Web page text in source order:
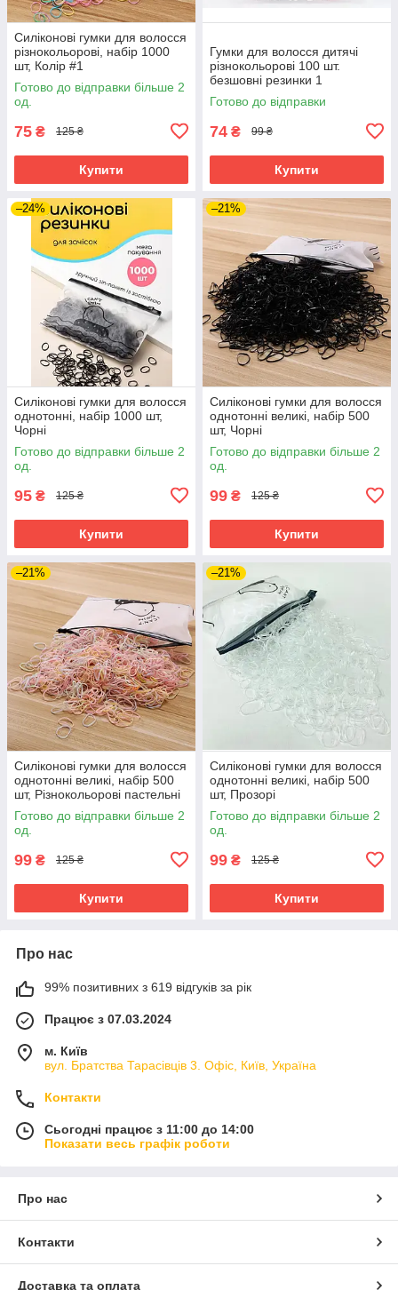
Силіконові гумки для волосся
різнокольорові, набір 1000
шт, Колір #1
Готово до відправки більше 2
од.
75 ₴ 125 ₴
Купити
Гумки для волосся дитячі
різнокольорові 100 шт.
безшовні резинки 1
Готово до відправки
74 ₴ 99 ₴
Купити
–24%
Силіконові гумки для волосся
однотонні, набір 1000 шт,
Чорні
Готово до відправки більше 2
од.
95 ₴ 125 ₴
Купити
–21%
Силіконові гумки для волосся
однотонні великі, набір 500
шт, Чорні
Готово до відправки більше 2
од.
99 ₴ 125 ₴
Купити
–21%
Силіконові гумки для волосся
однотонні великі, набір 500
шт, Різнокольорові пастельні
Готово до відправки більше 2
од.
99 ₴ 125 ₴
Купити
–21%
Силіконові гумки для волосся
однотонні великі, набір 500
шт, Прозорі
Готово до відправки більше 2
од.
99 ₴ 125 ₴
Купити
Про нас
99% позитивних з 619 відгуків за рік
Працює з 07.03.2024
м. Київ
вул. Братства Тарасівців 3. Офіс, Київ, Україна
Контакти
Сьогодні працює з 11:00 до 14:00
Показати весь графік роботи
Про нас
Контакти
Доставка та оплата